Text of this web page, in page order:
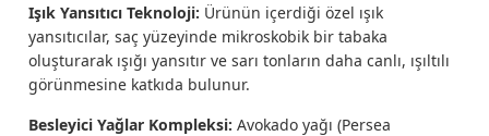
Işık Yansıtıcı Teknoloji: Ürünün içerdiği özel ışık
yansıtıcılar, saç yüzeyinde mikroskobik bir tabaka
oluşturarak ışığı yansıtır ve sarı tonların daha canlı, ışıltılı
görünmesine katkıda bulunur.
Besleyici Yağlar Kompleksi: Avokado yağı (Persea